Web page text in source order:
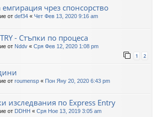
чрез спонсорство
от def34 « Чет Фев 13, 2020 9:16 am
- Стъпки по процеса
от Nddv « Сря Фев 12, 2020 1:08 pm
1 2
от roumensp « Пон Яну 20, 2020 6:43 pm
изследвания по Express Entry
от DDHH « Сря Ное 13, 2019 3:05 am